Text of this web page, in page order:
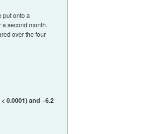
put onto a
second month.
over the four
0.0001) and −6.2